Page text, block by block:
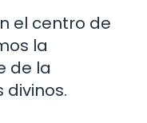
el centro de
la
de la
divinos.